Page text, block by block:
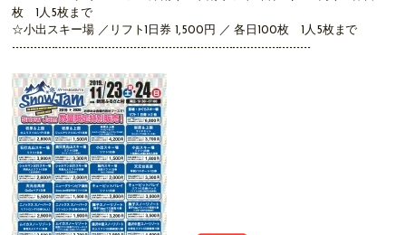
枚 1人5枚まで
☆小出スキー場 ／リフト1日券 1,500円 ／ 各日100枚 1人5枚まで
------------------------------------------------------------------------------------